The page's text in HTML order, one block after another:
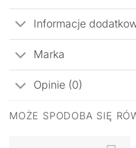
Informacje
Marka
Opinie (0)
MOŻE SPODOBA SIĘ